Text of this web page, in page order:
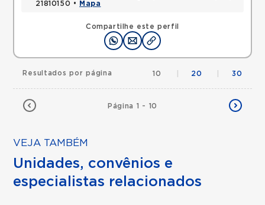
Compartilhe este perfil
21810150 •
Mapa
Página 1 - 10
Resultados por página 10 20 30
VEJA TAMBÉM
Unidades, convênios e
especialistas relacionados